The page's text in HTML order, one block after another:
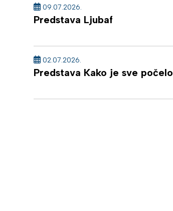
09.07.2026.
Predstava Ljubaf
02.07.2026.
Predstava Kako je sve počelo